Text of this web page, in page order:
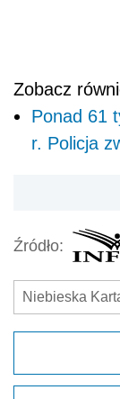
Zobacz
Ponad 61
r. Policja
Źródło:
Niebieska